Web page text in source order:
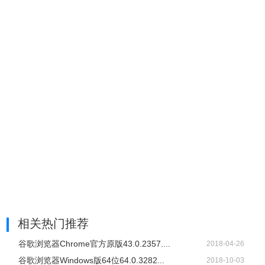
相关热门推荐
谷歌浏览器Chrome官方原版43.0.2357.... 2018-04-26
谷歌浏览器Windows版64位64.0.3282... 2018-10-03